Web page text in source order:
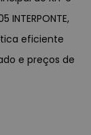
INTERPONTE,
eficiente
e preços de